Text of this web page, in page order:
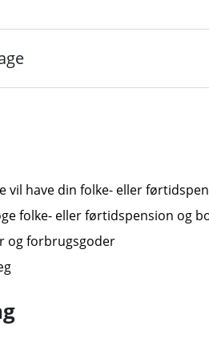
vil have din folke- eller
folke- eller førtidspension og
og forbrugsgoder